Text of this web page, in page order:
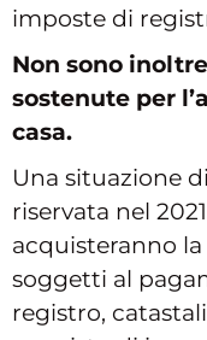
imposte di
Non sono
sostenute per
casa.
Una situazione
riservata nel
acquisteranno
soggetti al
registro,